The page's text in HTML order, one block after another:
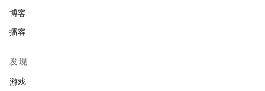
博客
播客
发现
游戏